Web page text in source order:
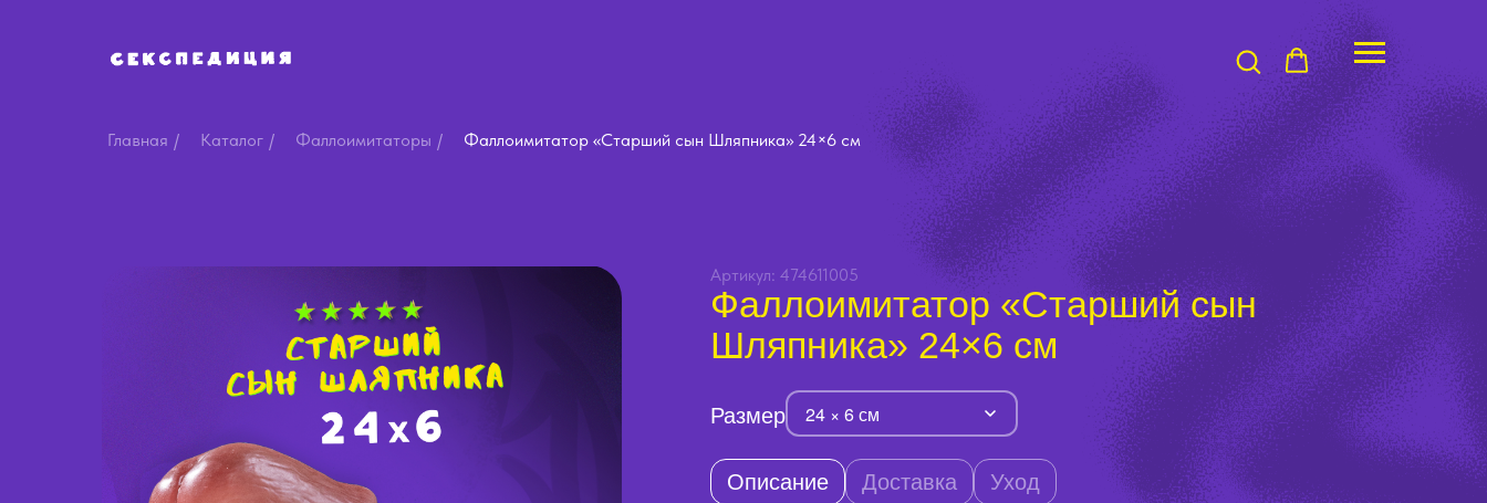
Главная / Каталог / Фаллоимитаторы / Фаллоимитатор «Старший сын Шляпника» 24×6 см
Описание Доставка Уход
Артикул: 474611005
Фаллоимитатор «Старший сын
Шляпника» 24×6 см
Размер 24 × 6 см